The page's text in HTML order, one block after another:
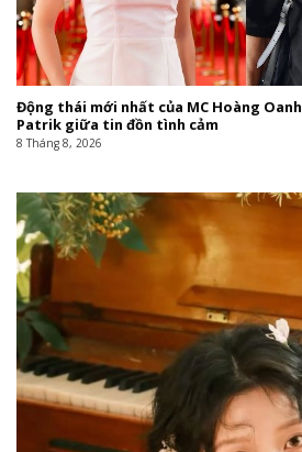
Động thái mới nhất của MC Hoàng
Patrik giữa tin đồn tình cảm
8 Tháng 8, 2026